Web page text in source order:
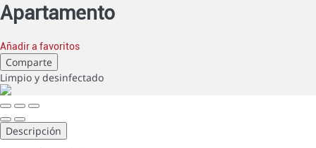
Apartamento
Añadir a favoritos
Comparte
Limpio y desinfectado
Descripción